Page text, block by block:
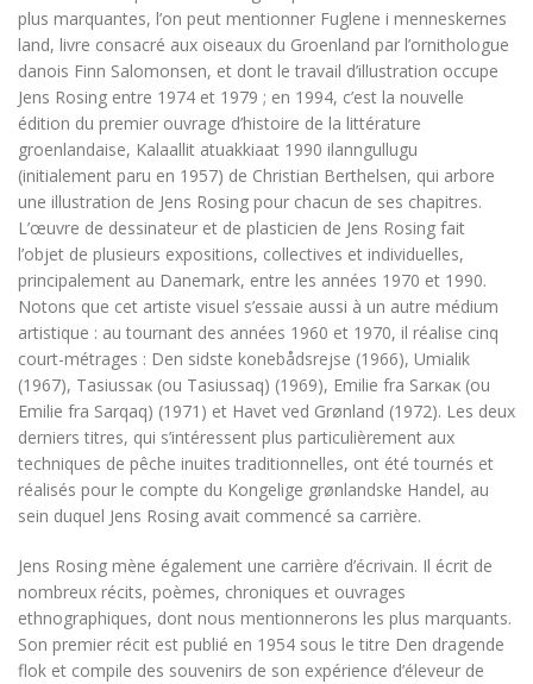
plus marquantes, l’on peut mentionner Fuglene i menneskernes
land, livre consacré aux oiseaux du Groenland par l’ornithologue
danois Finn Salomonsen, et dont le travail d’illustration occupe
Jens Rosing entre 1974 et 1979 ; en 1994, c’est la nouvelle
édition du premier ouvrage d’histoire de la littérature
groenlandaise, Kalaallit atuakkiaat 1990 ilanngullugu
(initialement paru en 1957) de Christian Berthelsen, qui arbore
une illustration de Jens Rosing pour chacun de ses chapitres.
L’œuvre de dessinateur et de plasticien de Jens Rosing fait
l’objet de plusieurs expositions, collectives et individuelles,
principalement au Danemark, entre les années 1970 et 1990.
Notons que cet artiste visuel s’essaie aussi à un autre médium
artistique : au tournant des années 1960 et 1970, il réalise cinq
court-métrages : Den sidste konebådsrejse (1966), Umialik
(1967), Tasiussaĸ (ou Tasiussaq) (1969), Emilie fra Sarĸaĸ (ou
Emilie fra Sarqaq) (1971) et Havet ved Grønland (1972). Les deux
derniers titres, qui s’intéressent plus particulièrement aux
techniques de pêche inuites traditionnelles, ont été tournés et
réalisés pour le compte du Kongelige grønlandske Handel, au
sein duquel Jens Rosing avait commencé sa carrière.
Jens Rosing mène également une carrière d’écrivain. Il écrit de
nombreux récits, poèmes, chroniques et ouvrages
ethnographiques, dont nous mentionnerons les plus marquants.
Son premier récit est publié en 1954 sous le titre Den dragende
flok et compile des souvenirs de son expérience d’éleveur de